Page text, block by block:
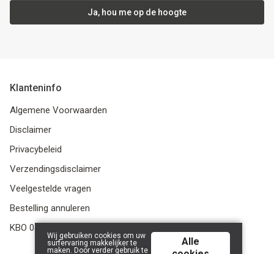
Ja, hou me op de hoogte
Klanteninfo
Algemene Voorwaarden
Disclaimer
Privacybeleid
Verzendingsdisclaimer
Veelgestelde vragen
Bestelling annuleren
KBO 0415 794 755
Wij gebruiken cookies om uw
surfervaring makkelijker te
maken. Door verder gebruik te
Alle